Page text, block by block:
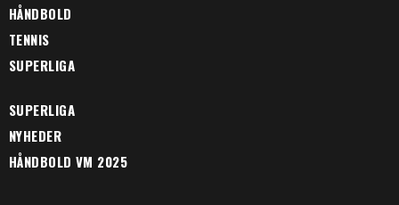
HÅNDBOLD
TENNIS
SUPERLIGA
SUPERLIGA
NYHEDER
HÅNDBOLD VM 2025